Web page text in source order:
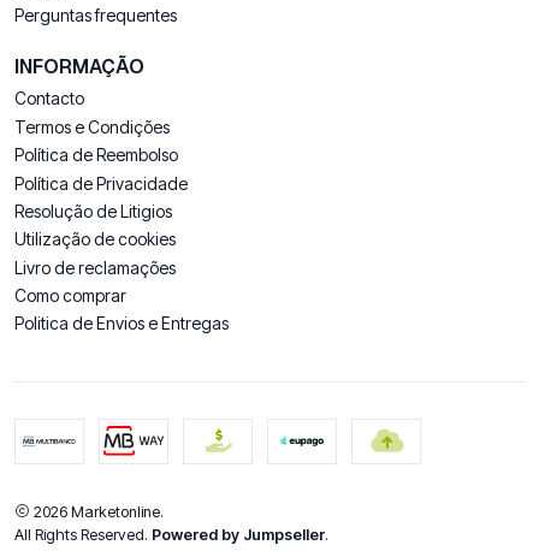
Perguntas frequentes
INFORMAÇÃO
Contacto
Termos e Condições
Política de Reembolso
Política de Privacidade
Resolução de Litigios
Utilização de cookies
Livro de reclamações
Como comprar
Politica de Envios e Entregas
2026 Marketonline.
All Rights Reserved. Powered by Jumpseller.